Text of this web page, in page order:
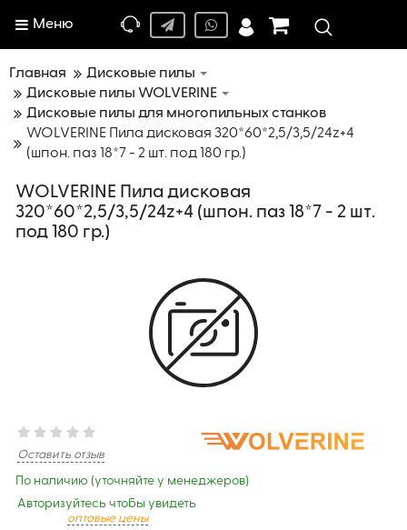
Меню
Главная
Дисковые пилы
Дисковые пилы WOLVERINE
Дисковые пилы для многопильных станков
WOLVERINE Пила дисковая 320*60*2,5/3,5/24z+4
(шпон. паз 18*7 - 2 шт. под 180 гр.)
WOLVERINE Пила дисковая
320*60*2,5/3,5/24z+4 (шпон. паз 18*7 - 2 шт.
под 180 гр.)
Оставить отзыв
По наличию (уточняйте у менеджеров)
Авторизуйтесь чтобы увидеть
оптовые цены